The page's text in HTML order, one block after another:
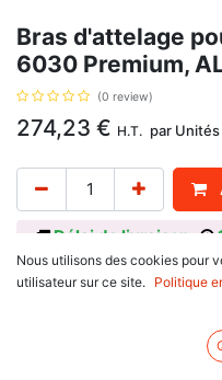
Bras d'attelage
6030 Premium,
(0 review)
274,23 € H.T. par Unités
Délai de livraison :
Catégorie 2, et coté gauche,
6020 Series : 6120, 6220,
6030 Series : 6230, 6330,
Nous utilisons des cookies pour
utilisateur sur ce site.
Politique